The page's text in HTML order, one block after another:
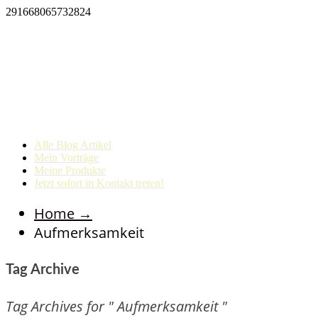
291668065732824
Alle Blog Artikel
Mein Vorträge
Meine Produkte
Jetzt sofort in Kontakt treten!
Home →
Aufmerksamkeit
Tag Archive
Tag Archives for " Aufmerksamkeit "